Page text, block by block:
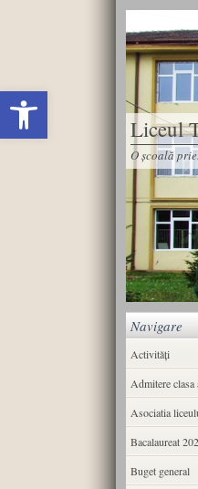
Deschide bara de unelte
Liceul
O școală
Navigare
Activități
Admitere clasa
Asociatia
Bacalaureat
Buget general